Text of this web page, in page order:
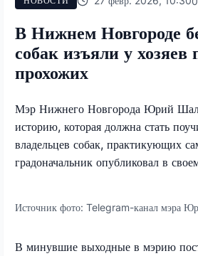
В Нижнем Новгороде
собак изъяли у хозяев
прохожих
Мэр Нижнего Новгорода Юрий
историю, которая должна стать
владельцев собак, практикующих
градоначальник опубликовал в
Источник фото: Telegram-канал мэра
В минувшие выходные в мэрию